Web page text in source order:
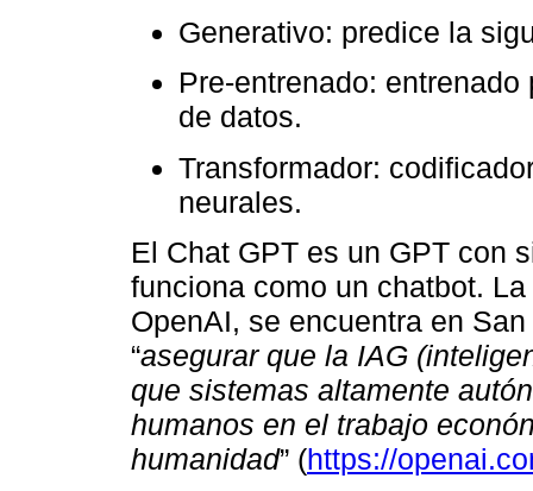
Generativo: predice la
Pre-entrenado:
de datos.
Transformador:
neurales.
El Chat GPT es un GPT con
funciona como un chatbot.
OpenAI, se encuentra en
“asegurar que la IAG
que sistemas altamente
humanos en el trabajo
humanidad” (https://